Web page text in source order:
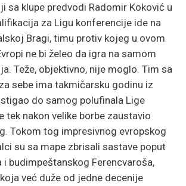
sa klupe predvodi Radomir Koković u
za Ligu konferencije ide na
Bragi, timu protiv kojeg u ovom
ne bi želeo da igra na samom
Teže, objektivno, nije moglo. Tim sa
sebe ima takmičarsku godinu iz
do samog polufinala Lige
tek nakon velike borbe zaustavio
Tokom tog impresivnog evropskog
su sa mape zbrisali sastave poput
i budimpeštanskog Ferencvaroša,
već duže od jedne decenije